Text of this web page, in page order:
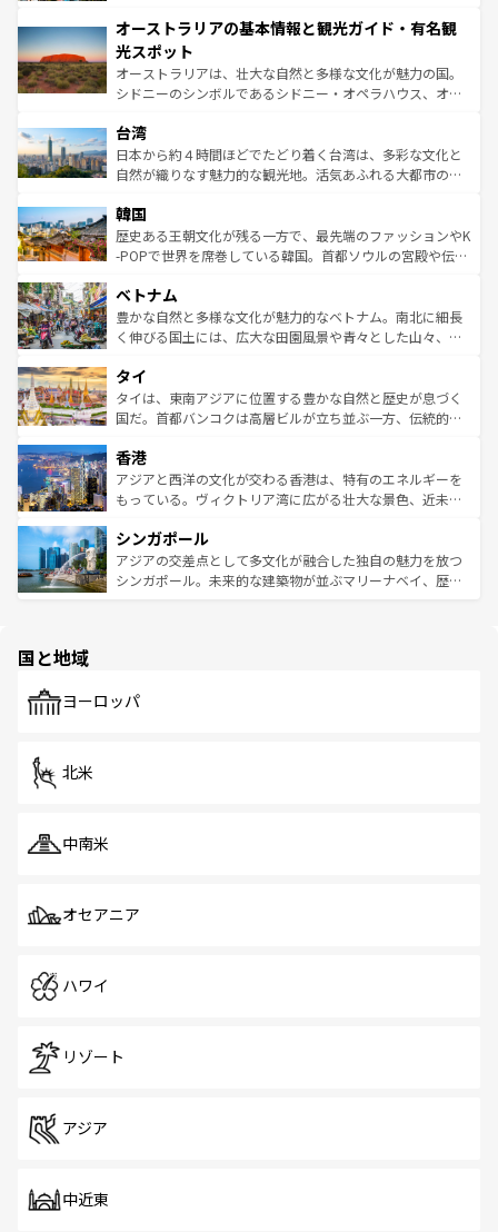
部のニューオーリンズでは、音楽と美食が融合した独特の
文化が魅力。旅行者はアメリカの各地域で異なる魅力を楽
しみながら、その多様性と豊かな歴史を感じることができ
るだろう。車でのロードトリップや列車の旅も、アメリカ
情報は
ワイ島は見逃せない。また、定番の観光地といえばオアフ
島だが、静かな自然を求めるならマウイ島やカウアイ島が
おすすめ。エメラルドグリーンに輝く海をはじめ、豊かな
文化や歴史が息づいている。「アロハスピリット」と呼ば
人々、おいしいローカルフードやハワイアンミュージッ
ク、伝統的なフラダンスなど、すべてがハワイの魅力を彩
っている。訪れるたびに新しい発見と感動が待っているハ
はコンテンツ一覧
オーストラリアの基本情報と観光ガイド・有名観
光スポット
オーストラリアは、壮大な自然と多様な文化が魅力の国。
シドニーのシンボルであるシドニー・オペラハウス、オー
リアリーフや大陸中央部にそびえるウルル（エアーズロッ
ク）、タスマニアの美しい原生林やケアンズの熱帯雨林な
ど、見どころがたくさん。また、カフェやワイン、オージ
いる。アクティビティも充実しており、サーフィンやダイ
ビング、ハイキングなど、アウトドア好きにはたまらな
い。オーストラリアの多彩な魅力を存分に味わいつくそ
参照してほしい。
台湾
日本から約４時間ほどでたどり着く台湾は、多彩な文化と
自然が織りなす魅力的な観光地。活気あふれる大都市の台
ン）、静ひつな山岳地帯である台湾東部など、都市の喧騒
と山間の静けさが共存しており、訪れる人に新しい発見と
驚きをもたらしてくれる。また、奥深い台湾の食文化も魅
容にもいいと評判のスイーツなど、バラエティ豊かな料理
が味わえる。 なお、新着の台湾情報は コンテンツ一覧を参
照してほしい。
韓国
歴史ある王朝文化が残る一方で、最先端のファッションやK
-POPで世界を席巻している韓国。首都ソウルの宮殿や伝統
き、地方に足を延ばせば四季折々の自然美を楽しむことが
できる。そして、キムチや焼肉、絶品のストリートフード
まで、さまざまな韓国料理が待っている。夜には、韓国な
リティに包まれながら、韓国の多彩な魅力を心ゆくまで味
わってみてほしい。 なお、新着の韓国情報はコンテンツ一
覧を参照してほしい。
ベトナム
豊かな自然と多様な文化が魅力的なベトナム。南北に細長
く伸びる国土には、広大な田園風景や青々とした山々、世
急速な発展と共に伝統が息づく。ハノイの古い町並みやホ
ーチミン市のフランス統治時代の建物も、独特の雰囲気を
醸し出している。また、バラエティの豊かさとおいしさで
とつ。フォーやバインミー、ベトナムコーヒーなどは、ぜ
ひ現地で味わいたい。どの地域を訪れてもあたたかい人々
が旅行者を迎えてくれるので、きっと忘れられない旅にな
参照してほしい。
タイ
タイは、東南アジアに位置する豊かな自然と歴史が息づく
国だ。首都バンコクは高層ビルが立ち並ぶ一方、伝統的な
の活気が交差している。北部ではチェンマイなどの山岳地
帯で自然と触れ合い、南部ではプーケットやクラビの美し
いビーチでリゾート気分を楽しむことができる。タイ料理
激する。気候は一年中温暖で、どの季節にも異なる楽しみ
が待っている。親しみやすいタイの人々、仏教を中心とし
た文化、そして多様な観光資源が、訪れる旅人を魅了し続
香港
アジアと西洋の文化が交わる香港は、特有のエネルギーを
もっている。ヴィクトリア湾に広がる壮大な景色、近未来
み、どこを訪れても感動するはず。観光スポットが密集し
ており、効率よく見どころを回れるのも魅力。息をのむよ
うな絶景から文化的な体験まで、香港を存分に楽しみ尽く
シンガポール
アジアの交差点として多文化が融合した独自の魅力を放つ
シンガポール。未来的な建築物が並ぶマリーナベイ、歴史
で、ホーカーズは地元の風情を楽しめる外せないスポット
国と地域
ヨーロッパ
北米
中南米
オセアニア
ハワイ
リゾート
アジア
中近東